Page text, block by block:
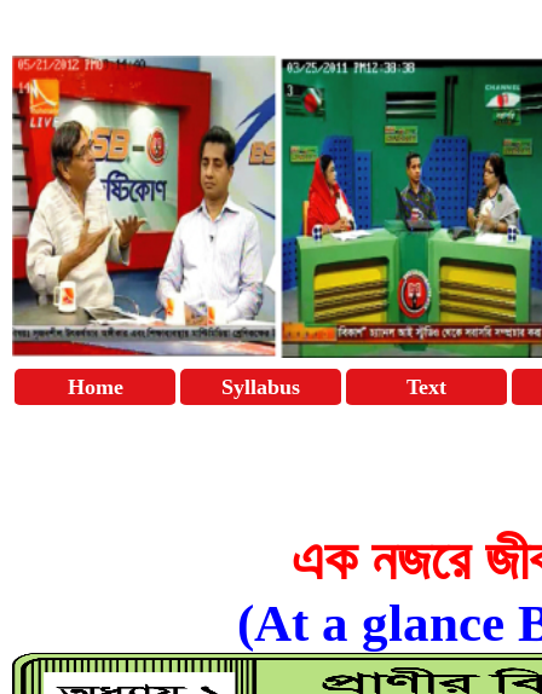
Home Syllabus Text
এক নজরে
(At a glance